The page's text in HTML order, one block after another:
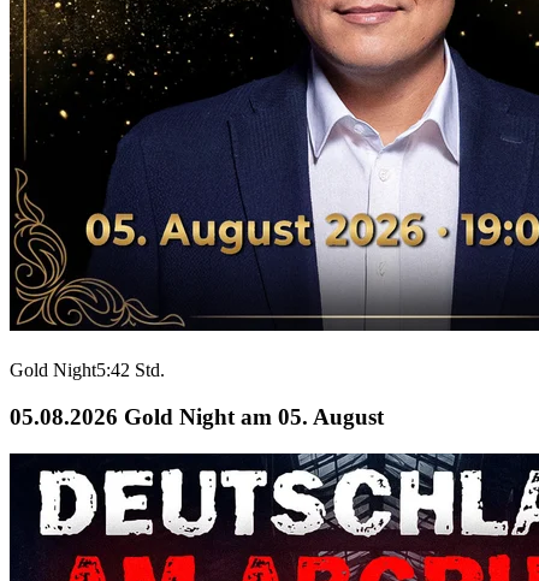
Gold Night5:42 Std.
05.08.2026 Gold Night am 05. August